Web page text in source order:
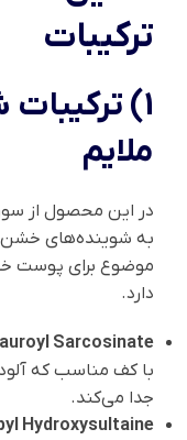
ترکیبات
1)
ملایم
در این محصول از
به شوینده‌های
موضوع برای پوست
دارد.
Sarcosinate
با کف مناسب که
جدا می‌کند.
Hydroxysultaine